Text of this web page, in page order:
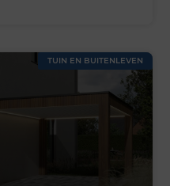
TUIN EN BUITENLEVEN